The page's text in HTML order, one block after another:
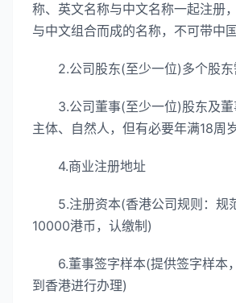
称、英文名称与中文名称一起注册
与中文组合而成的名称，不可带中
2.公司股东(至少一位)多个股东
3.公司董事(至少一位)股东及董
主体、自然人，但有必要年满18周
4.商业注册地址
5.注册资本(香港公司规则：规
10000港币，认缴制)
6.董事签字样本(提供签字样本
到香港进行办理)